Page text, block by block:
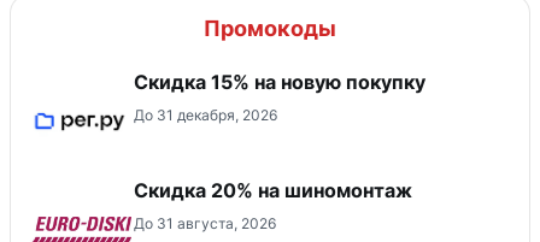
Промокоды
Скидка 15% на новую покупку
До 31 декабря, 2026
Скидка 20% на шиномонтаж
До 31 августа, 2026